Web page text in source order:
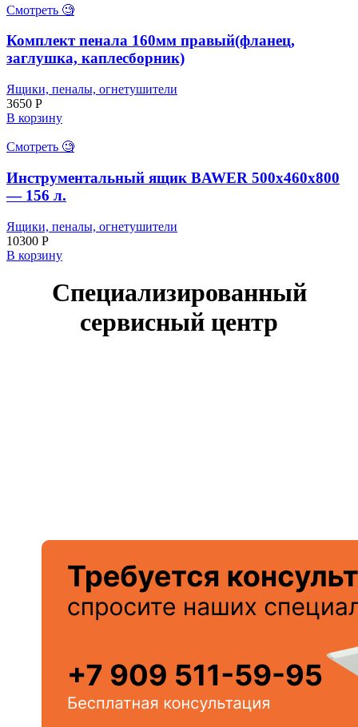
Смотреть 🧐
Комплект пенала 160мм правый(фланец,
заглушка, каплесборник)
Ящики, пеналы, огнетушители
3650 Р
В корзину
Смотреть 🧐
Инструментальный ящик BAWER 500x460x800
— 156 л.
Ящики, пеналы, огнетушители
10300 Р
В корзину
Специализированный
сервисный центр